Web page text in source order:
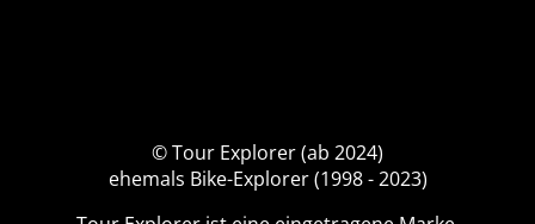
© Tour Explorer (ab 2024)
ehemals Bike-Explorer (1998 - 2023)